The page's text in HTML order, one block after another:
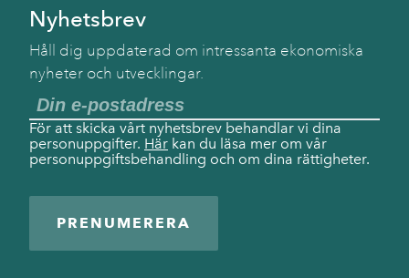
Nyhetsbrev
Håll dig uppdaterad om intressanta ekonomiska
nyheter och utvecklingar.
För att skicka vårt nyhetsbrev behandlar vi dina
personuppgifter. Här kan du läsa mer om vår
personuppgiftsbehandling och om dina rättigheter.
PRENUMERERA